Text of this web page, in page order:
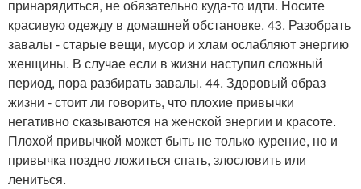
принарядиться, не обязательно куда-то идти. Носите
красивую одежду в домашней обстановке. 43. Разобрать
завалы - старые вещи, мусор и хлам ослабляют энергию
женщины. В случае если в жизни наступил сложный
период, пора разбирать завалы. 44. Здоровый образ
жизни - стоит ли говорить, что плохие привычки
негативно сказываются на женской энергии и красоте.
Плохой привычкой может быть не только курение, но и
привычка поздно ложиться спать, злословить или
лениться.